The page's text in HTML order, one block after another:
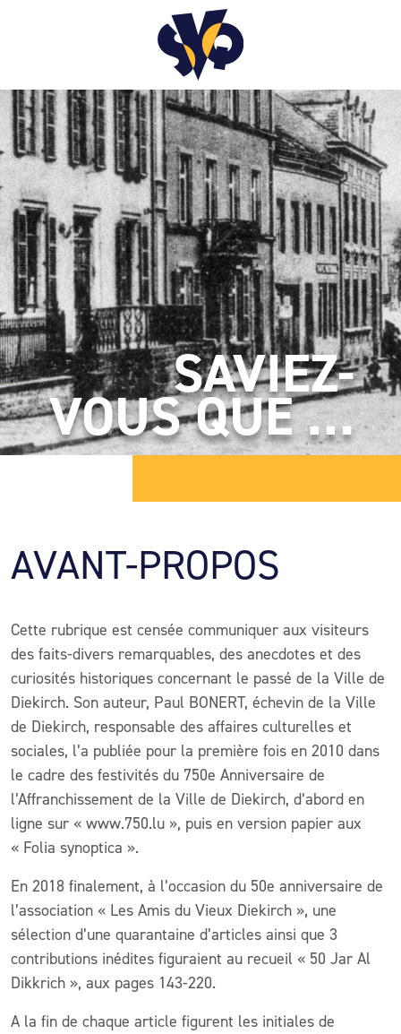
SAVIEZ-
VOUS QUE …
AVANT-PROPOS
Cette rubrique est censée communiquer aux visiteurs
des faits-divers remarquables, des anecdotes et des
curiosités historiques concernant le passé de la Ville de
Diekirch. Son auteur, Paul BONERT, échevin de la Ville
de Diekirch, responsable des affaires culturelles et
sociales, l’a publiée pour la première fois en 2010 dans
le cadre des festivités du 750e Anniversaire de
l’Affranchissement de la Ville de Diekirch, d’abord en
ligne sur « www.750.lu », puis en version papier aux
« Folia synoptica ».
En 2018 finalement, à l’occasion du 50e anniversaire de
l’association « Les Amis du Vieux Diekirch », une
sélection d’une quarantaine d’articles ainsi que 3
contributions inédites figuraient au recueil « 50 Jar Al
Dikkrich », aux pages 143-220.
A la fin de chaque article figurent les initiales de